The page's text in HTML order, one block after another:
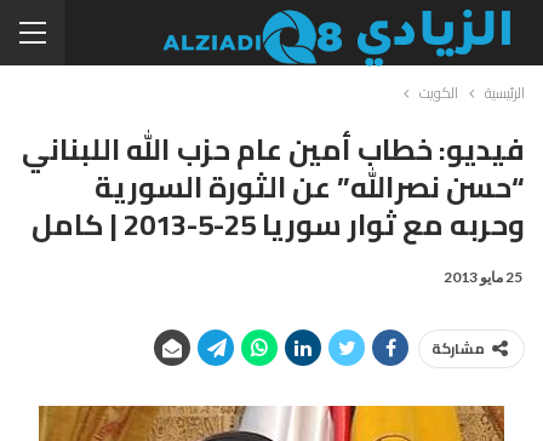
الرئيسية الكويت
فيديو: خطاب أمين عام حزب الله اللبناني
“حسن نصرالله” عن الثورة السورية
وحربه مع ثوار سوريا 25-5-2013 | كامل
25 مايو 2013
مشاركة